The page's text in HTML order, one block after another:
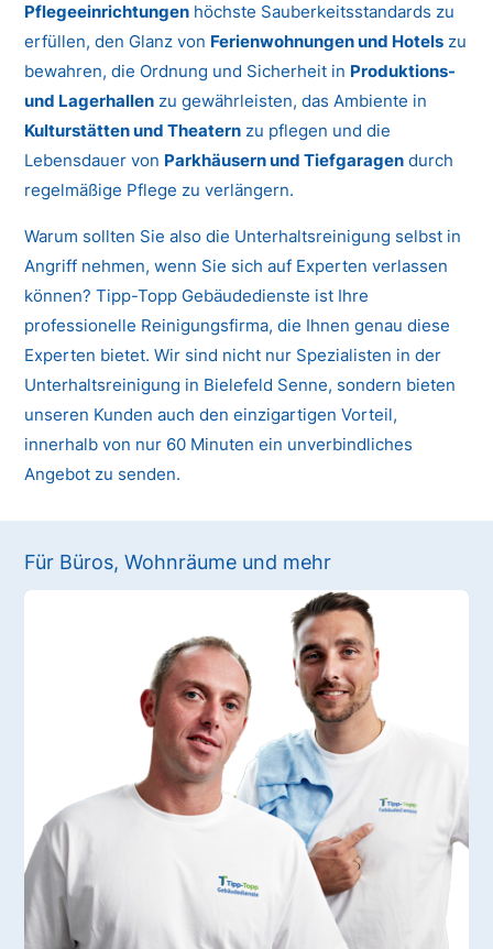
Pflegeeinrichtungen höchste Sauberkeitsstandards zu
erfüllen, den Glanz von Ferienwohnungen und Hotels zu
bewahren, die Ordnung und Sicherheit in Produktions-
und Lagerhallen zu gewährleisten, das Ambiente in
Kulturstätten und Theatern zu pflegen und die
Lebensdauer von Parkhäusern und Tiefgaragen durch
regelmäßige Pflege zu verlängern.
Warum sollten Sie also die Unterhaltsreinigung selbst in
Angriff nehmen, wenn Sie sich auf Experten verlassen
können? Tipp-Topp Gebäudedienste ist Ihre
professionelle Reinigungsfirma, die Ihnen genau diese
Experten bietet. Wir sind nicht nur Spezialisten in der
Unterhaltsreinigung in Bielefeld Senne, sondern bieten
unseren Kunden auch den einzigartigen Vorteil,
innerhalb von nur 60 Minuten ein unverbindliches
Angebot zu senden.
Für Büros, Wohnräume und mehr